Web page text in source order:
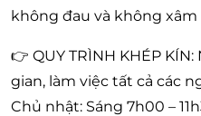
không đau và không xâm
👉 QUY TRÌNH KHÉP
gian, làm việc tất cả các
Chủ nhật: Sáng 7h00 –